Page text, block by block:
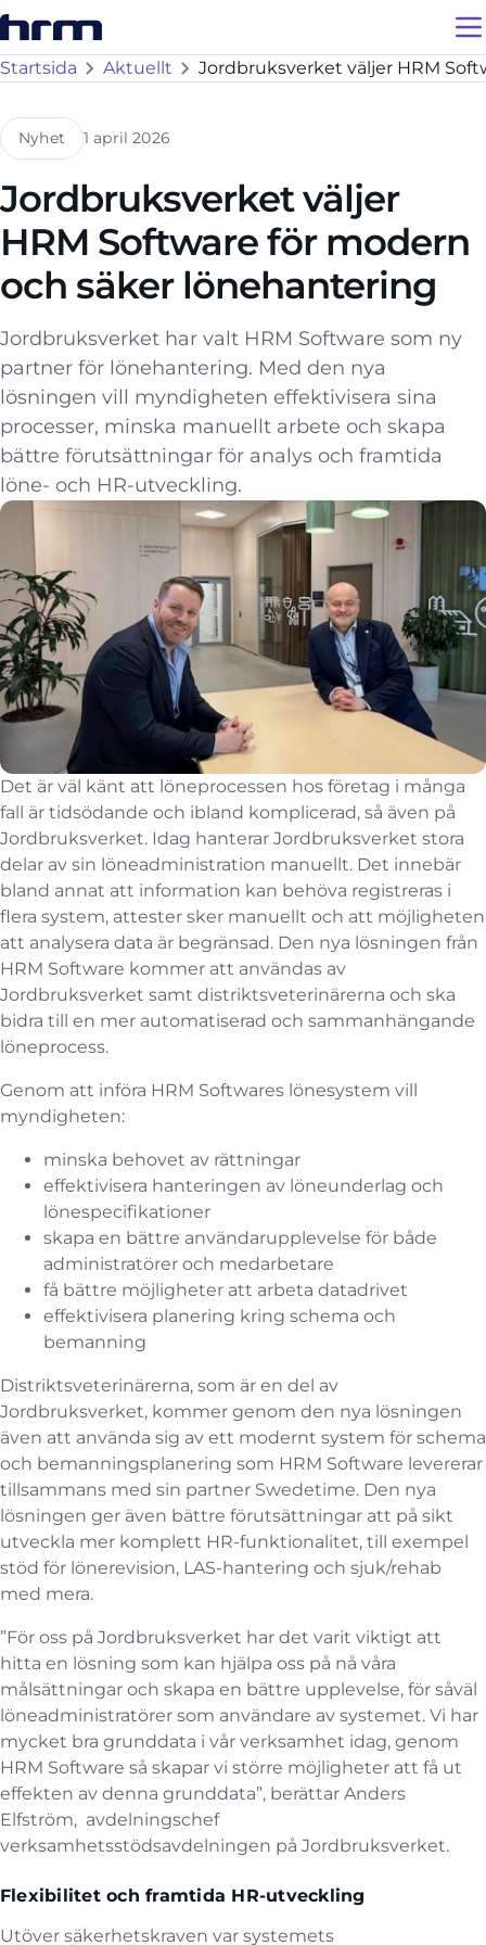
Startsida Aktuellt Jordbruksverket väljer HRM
Nyhet 1 april 2026
Jordbruksverket väljer
HRM Software för modern
och säker lönehantering
Jordbruksverket har valt HRM Software som ny
partner för lönehantering. Med den nya
lösningen vill myndigheten effektivisera sina
processer, minska manuellt arbete och skapa
bättre förutsättningar för analys och framtida
löne- och HR-utveckling.
Det är väl känt att löneprocessen hos företag i många
fall är tidsödande och ibland komplicerad, så även på
Jordbruksverket. Idag hanterar Jordbruksverket stora
delar av sin löneadministration manuellt. Det innebär
bland annat att information kan behöva registreras i
flera system, attester sker manuellt och att möjligheten
att analysera data är begränsad. Den nya lösningen från
HRM Software kommer att användas av
Jordbruksverket samt distriktsveterinärerna och ska
bidra till en mer automatiserad och sammanhängande
löneprocess.
Genom att införa HRM Softwares lönesystem vill
myndigheten:
minska behovet av rättningar
effektivisera hanteringen av löneunderlag och
lönespecifikationer
skapa en bättre användarupplevelse för både
administratörer och medarbetare
få bättre möjligheter att arbeta datadrivet
effektivisera planering kring schema och
bemanning
Distriktsveterinärerna, som är en del av
Jordbruksverket, kommer genom den nya lösningen
även att använda sig av ett modernt system för schema
och bemanningsplanering som HRM Software levererar
tillsammans med sin partner Swedetime. Den nya
lösningen ger även bättre förutsättningar att på sikt
utveckla mer komplett HR-funktionalitet, till exempel
stöd för lönerevision, LAS-hantering och sjuk/rehab
med mera.
”För oss på Jordbruksverket har det varit viktigt att
hitta en lösning som kan hjälpa oss på nå våra
målsättningar och skapa en bättre upplevelse, för såväl
löneadministratörer som användare av systemet. Vi har
mycket bra grunddata i vår verksamhet idag, genom
HRM Software så skapar vi större möjligheter att få ut
effekten av denna grunddata”, berättar Anders
Elfström, avdelningschef
verksamhetsstödsavdelningen på Jordbruksverket.
Flexibilitet och framtida HR-utveckling
Utöver säkerhetskraven var systemets